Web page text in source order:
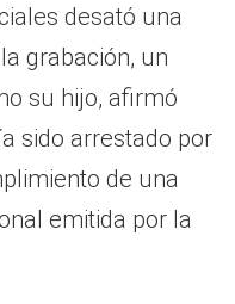
desató una
grabación, un
su hijo, afirmó
sido arrestado por
de una
emitida por la